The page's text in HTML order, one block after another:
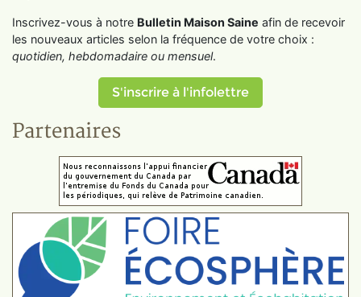
Inscrivez-vous à notre Bulletin Maison Saine afin de recevoir
les nouveaux articles selon la fréquence de votre choix :
quotidien, hebdomadaire ou mensuel.
S'inscrire à l'infolettre
Partenaires